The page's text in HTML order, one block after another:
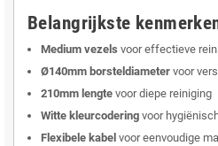
Belangrijkste
Medium vezels voor effectieve
Ø140mm borsteldiameter voor
210mm lengte voor diepe reiniging
Witte kleurcodering voor
Flexibele kabel voor eenvoudige